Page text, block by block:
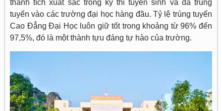
thành tích xuất sắc trong kỳ thi tuyển sinh và đã trúng
tuyển vào các trường đại học hàng đầu. Tỷ lệ trúng tuyển
Cao Đẳng Đại Học luôn giữ tốt trong khoảng từ 96% đến
97,5%, đó là một thành tựu đáng tự hào của trường.